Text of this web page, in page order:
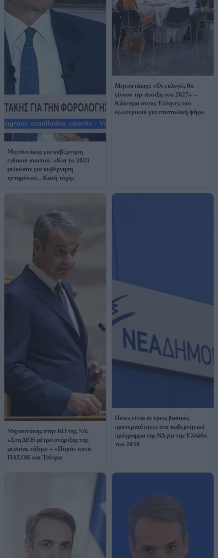
Μητσοτάκης για κυβέρνηση
ειδικού σκοπού: «Και το 2023
μιλούσαν για κυβέρνηση
ηττημένων... Καλή τύχη»
Μητσοτάκης: «Οι εκλογές θα
γίνουν την άνοιξη του 2027» –
Κάλεσμα στους Έλληνες του
εξωτερικού για επιστολική ψήφο
Μητσοτάκης στην ΚΟ της ΝΔ:
«Στη ΔΕΘ μέτρα στήριξης της
μεσαίας τάξης» – «Πυρά» κατά
ΠΑΣΟΚ και Τσίπρα
Ποιες είναι οι τρεις βασικές
προτεραιότητες στο κυβερνητικό
πρόγραμμα της ΝΔ για την Ελλάδα
του 2030